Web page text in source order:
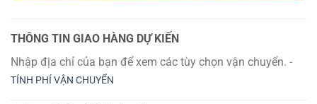
THÔNG TIN GIAO HÀNG DỰ KIẾN
Nhập địa chỉ của bạn để xem các tùy chọn vận chuyển. -
TÍNH PHÍ VẬN CHUYỂN